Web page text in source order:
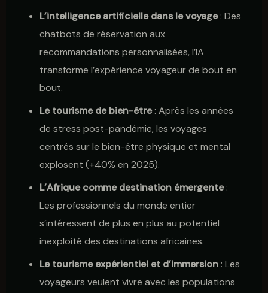
L’intelligence artificielle dans le voyage: Des
chatbots de réservation aux
recommandations personnalisées, l’IA
transforme l’expérience voyageur de bout en
bout.
Le tourisme de bien-être: Après les années
de stress post-pandémie, les voyages
centrés sur le bien-être physique et mental
explosent (+40% en 2025).
L’Afrique comme destination émergente:
Les professionnels du monde entier
s’intéressent de plus en plus au potentiel
inexploité des destinations africaines.
Le tourisme expérientiel et d’immersion: Les
voyageurs veulent vivre avec les populations